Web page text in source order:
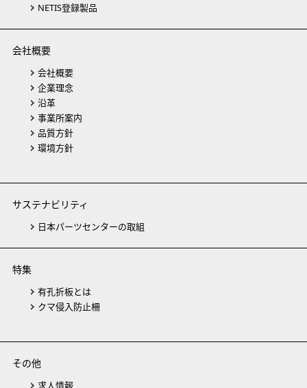
NETIS登録製品
会社概要
会社概要
企業理念
沿革
事業所案内
品質方針
環境方針
サステナビリティ
日本パーツセンターの取組
特集
有孔折板とは
クマ侵入防止柵
その他
求人情報